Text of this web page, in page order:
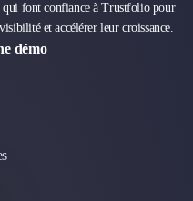
qui font confiance à Trustfolio pour
et accélérer leur croissance.
démo